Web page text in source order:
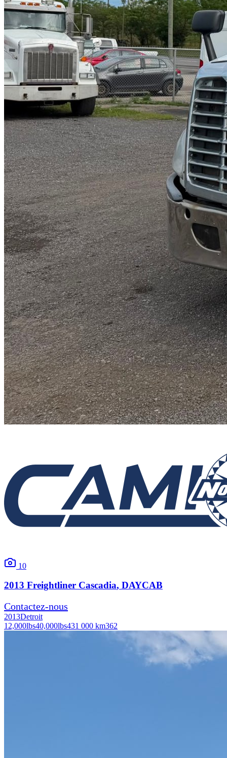
10
2013 Freightliner Cascadia, DAYCAB
Contactez-nous
2013Detroit
12,000lbs40,000lbs431 000 km362